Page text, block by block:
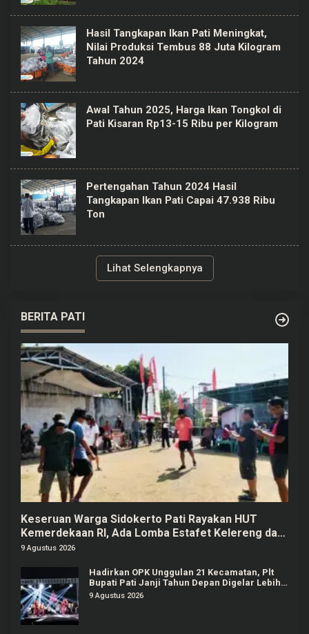
Hasil Tangkapan Ikan Pati Meningkat,
Nilai Produksi Tembus 88 Juta Kilogram
Tahun 2024
Awal Tahun 2025, Harga Ikan Tongkol di
Pati Kisaran Rp13-15 Ribu per Kilogram
Pertengahan Tahun 2024 Hasil
Tangkapan Ikan Pati Capai 47.938 Ribu
Ton
Lihat Selengkapnya
BERITA PATI
Keseruan Warga Sidokerto Pati Rayakan HUT
Kemerdekaan RI, Ada Lomba Estafet Kelereng dan
Baris-berbaris
9 Agustus 2026
Hadirkan OPK Unggulan 21 Kecamatan, Plt
Bupati Pati Janji Tahun Depan Digelar Lebih
Meriah
9 Agustus 2026